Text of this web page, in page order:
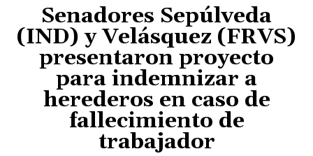
Senadores Sepúlveda
(IND) y Velásquez (FRVS)
presentaron proyecto
para indemnizar a
herederos en caso de
fallecimiento de
trabajador